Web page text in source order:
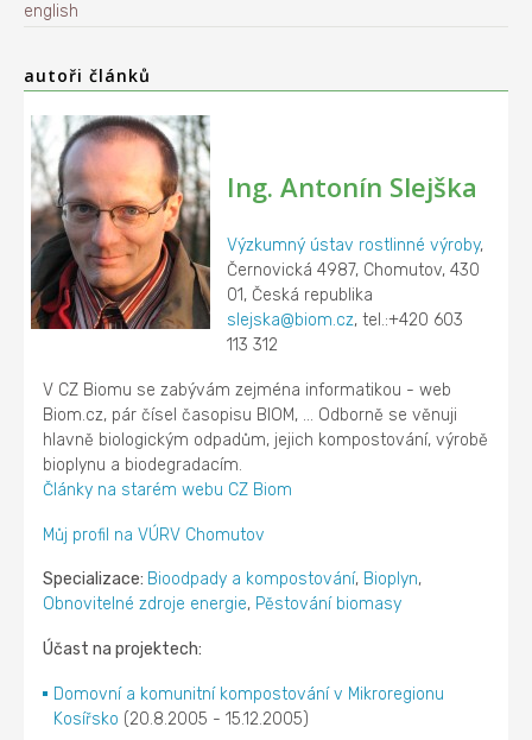
english
autoři článků
Ing. Antonín Slejška
Výzkumný ústav rostlinné výroby,
Černovická 4987, Chomutov, 430
01, Česká republika
slejska@biom.cz, tel.:+420 603
113 312
V CZ Biomu se zabývám zejména informatikou - web
Biom.cz, pár čísel časopisu BIOM, ... Odborně se věnuji
hlavně biologickým odpadům, jejich kompostování, výrobě
bioplynu a biodegradacím.
Články na starém webu CZ Biom
Můj profil na VÚRV Chomutov
Specializace: Bioodpady a kompostování, Bioplyn,
Obnovitelné zdroje energie, Pěstování biomasy
Účast na projektech:
Domovní a komunitní kompostování v Mikroregionu
Kosířsko (20.8.2005 - 15.12.2005)